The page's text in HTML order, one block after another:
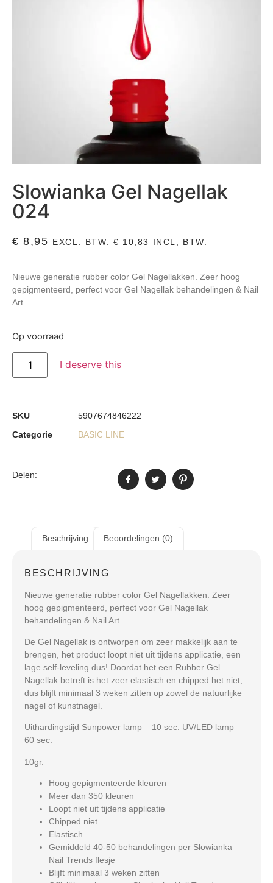
Slowianka Gel Nagellak
024
€ 8,95 EXCL. BTW. € 10,83 INCL, BTW.
Nieuwe generatie rubber color Gel Nagellakken. Zeer hoog
gepigmenteerd, perfect voor Gel Nagellak behandelingen & Nail
Art.
Op voorraad
I deserve this
SKU
5907674846222
Categorie
BASIC LINE
Delen:
Beschrijving Beoordelingen (0)
BESCHRIJVING
Nieuwe generatie rubber color Gel Nagellakken. Zeer
hoog gepigmenteerd, perfect voor Gel Nagellak
behandelingen & Nail Art.
De Gel Nagellak is ontworpen om zeer makkelijk aan te
brengen, het product loopt niet uit tijdens applicatie, een
lage self-leveling dus! Doordat het een Rubber Gel
Nagellak betreft is het zeer elastisch en chipped het niet,
dus blijft minimaal 3 weken zitten op zowel de natuurlijke
nagel of kunstnagel.
Uithardingstijd Sunpower lamp – 10 sec. UV/LED lamp –
60 sec.
10gr.
Hoog gepigmenteerde kleuren
Meer dan 350 kleuren
Loopt niet uit tijdens applicatie
Chipped niet
Elastisch
Gemiddeld 40-50 behandelingen per Slowianka
Nail Trends flesje
Blijft minimaal 3 weken zitten